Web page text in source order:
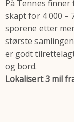
På Tennes
skapt for 4 000 –
sporene etter
største
er godt
og bord.
Lokalisert 3 mil